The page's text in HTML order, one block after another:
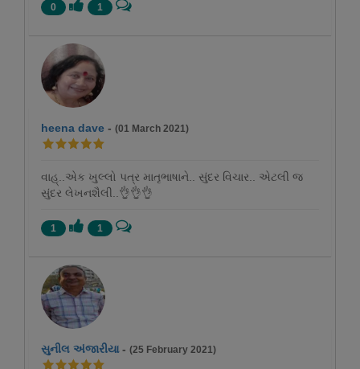
0 1
heena dave - (01 March 2021)
વાહ્..એક ખુલ્લો પત્ર માતૃભાષાને.. સુંદર વિચાર.. એટલી જ
સુંદર લેખનશૈલી..👌👌👌
1 1
સુનીલ અંજારીયા- (25 February 2021)